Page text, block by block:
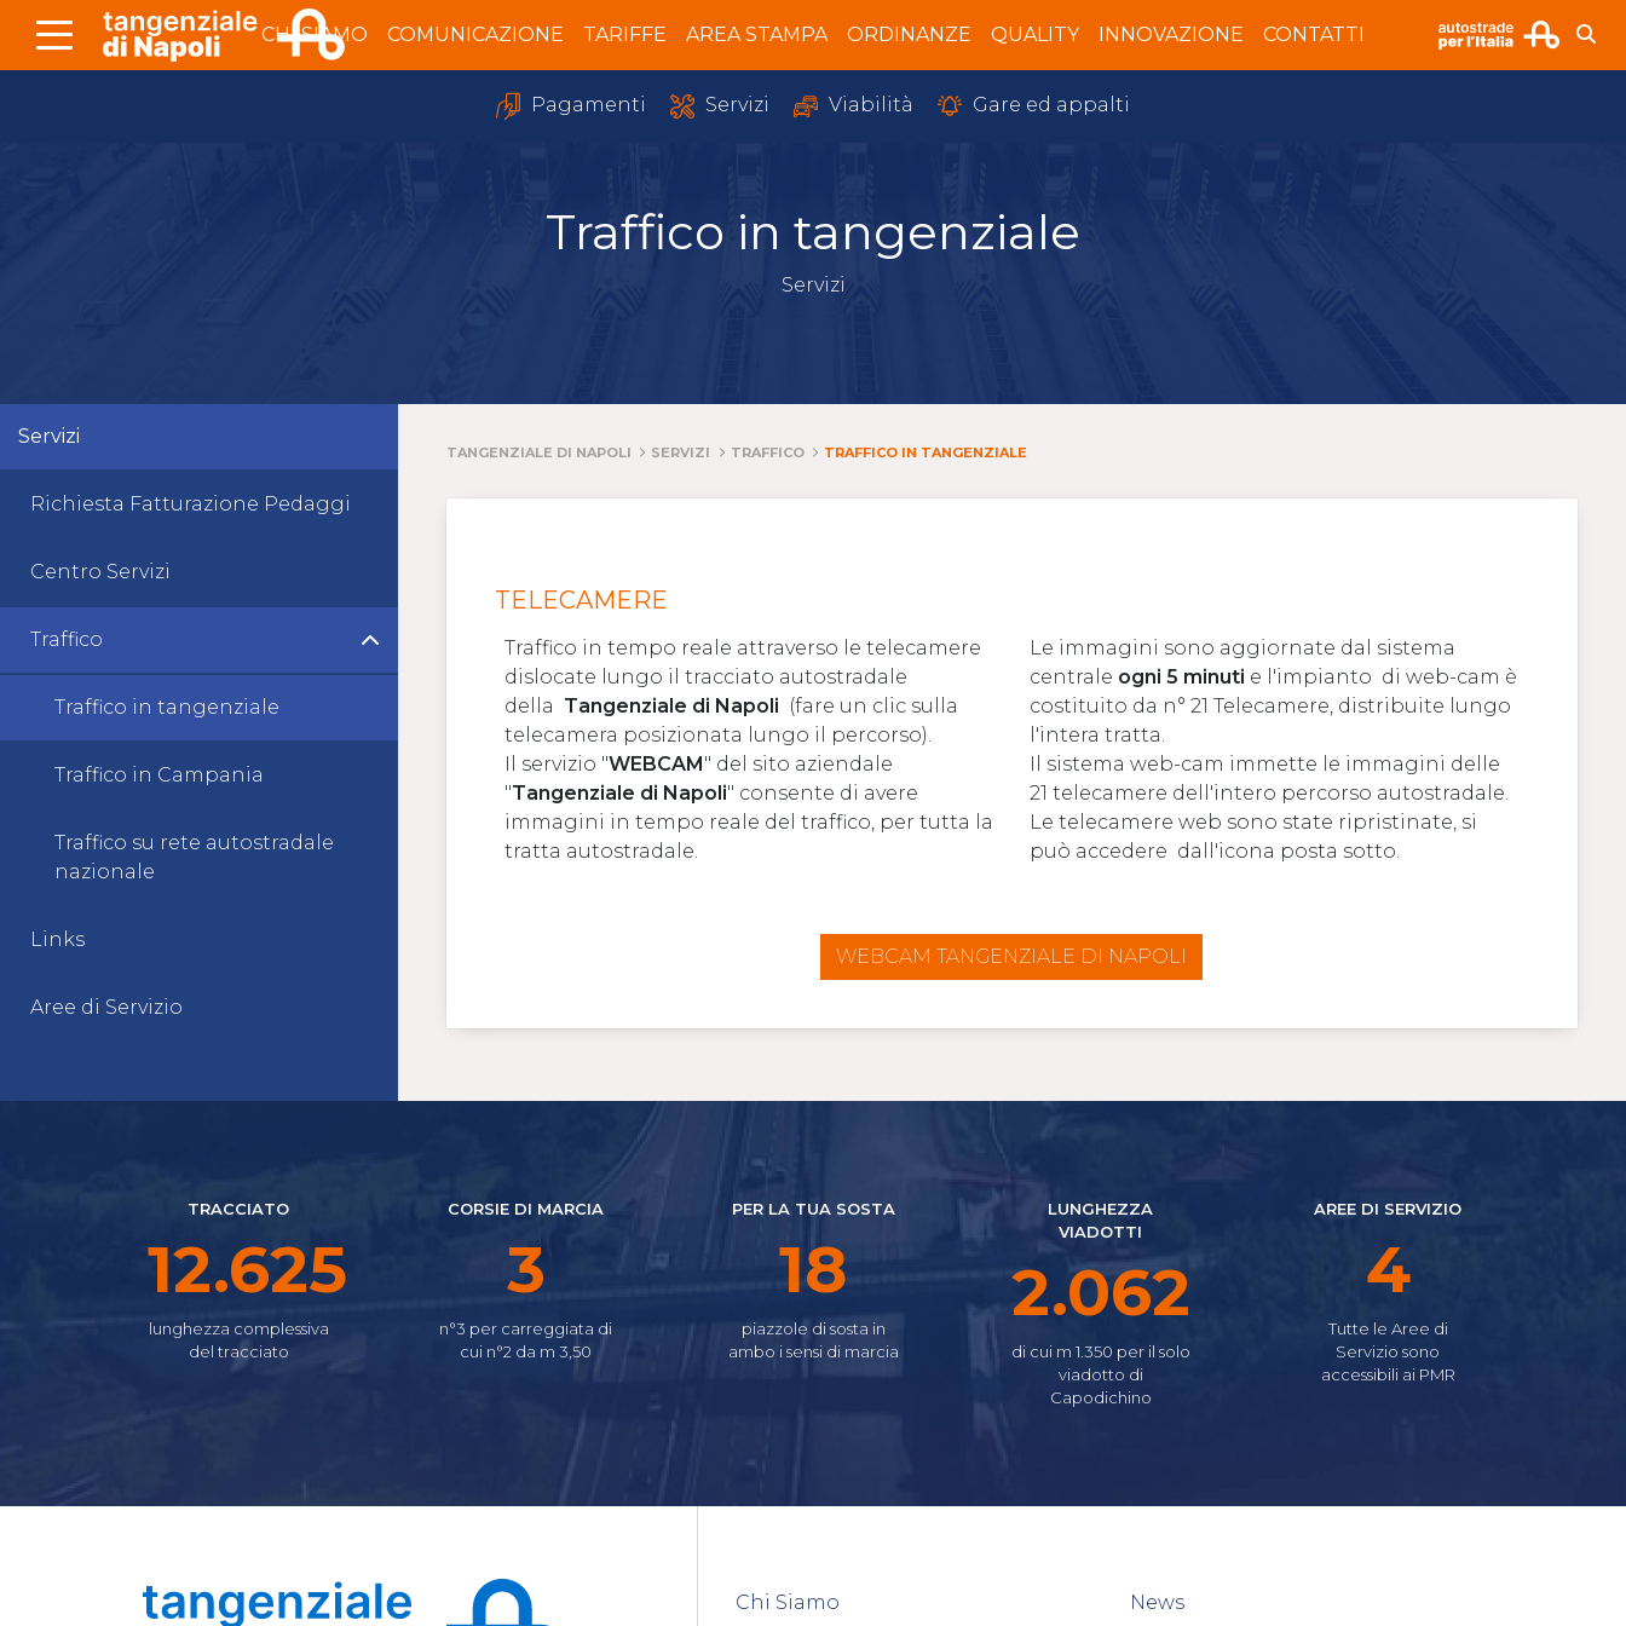
Skip to Main Content
CHI SIAMO COMUNICAZIONE TARIFFE AREA STAMPA ORDINANZE QUALITY INNOVAZIONE CONTATTI
Pagamenti Servizi Viabilità Gare ed appalti
Traffico in tangenziale
Servizi
Servizi
Richiesta Fatturazione Pedaggi
Centro Servizi
Traffico
Traffico in tangenziale
Traffico in Campania
Traffico su rete autostradale
nazionale
Links
Aree di Servizio
TANGENZIALE DI NAPOLI SERVIZI TRAFFICO TRAFFICO IN TANGENZIALE
TELECAMERE
Traffico in tempo reale attraverso le telecamere
dislocate lungo il tracciato autostradale
della Tangenziale di Napoli (fare un clic sulla
telecamera posizionata lungo il percorso).
Il servizio "WEBCAM" del sito aziendale
"Tangenziale di Napoli" consente di avere
immagini in tempo reale del traffico, per tutta la
tratta autostradale.
Le immagini sono aggiornate dal sistema
centrale ogni 5 minuti e l'impianto di web-cam è
costituito da n° 21 Telecamere, distribuite lungo
l'intera tratta.
Il sistema web-cam immette le immagini delle
21 telecamere dell'intero percorso autostradale.
Le telecamere web sono state ripristinate, si
può accedere dall'icona posta sotto.
WEBCAM TANGENZIALE DI NAPOLI
TRACCIATO
15.150
lunghezza complessiva
del tracciato
CORSIE DI MARCIA
4
n°3 per carreggiata di
cui n°2 da m 3,50
PER LA TUA SOSTA
22
piazzole di sosta in
ambo i sensi di marcia
LUNGHEZZA
VIADOTTI
2.475
di cui m 1.350 per il solo
viadotto di
Capodichino
AREE DI SERVIZIO
5
Tutte le Aree di
Servizio sono
accessibili ai PMR
Chi Siamo News